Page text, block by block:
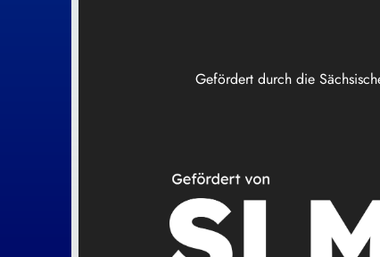
Gefördert durch die